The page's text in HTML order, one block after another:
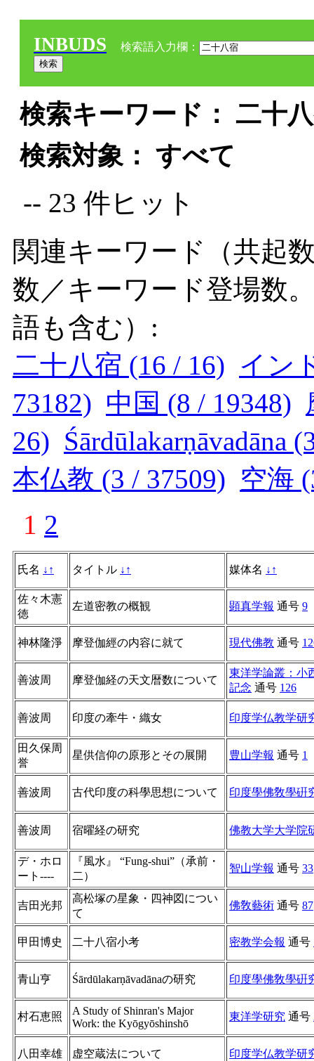
INBUDS 検索語入力欄：
検索キーワード： 二十
検索対象： すべて
-- 23 件ヒット
関連キーワード（共起
数／キーワード登場数
語も含む）:
二十八宿 (16 / 16) イン
73182) 中国 (8 / 19348)
26) Śārdūlakarṇāvadāna
本仏教 (3 / 37509) 空海
1 2
氏名 ↓ ↑ タイトル ↓ ↑ 媒体名 ↓ ↑
佐々木憲
徳
左道密教の概観 顕真学報 通号 9
神林隆淨 摩登伽經の内容に就て 現代佛教 通号
善波周 摩登伽経の天文暦数について
東洋学論叢：小
記念 通号 126
善波周 印度の牽牛・織女 印度学仏教学研
田久保周
誉
星供信仰の原形とその展開 豊山学報 通号 1
善波周 古代印度の科學思想について 印度學佛敎學硏
善波周 宿曜経の研究 佛教大学大学院
デ・ホロ
ート----
『風水』 “Fung-shui”（承前・
二）
智山学報 通号 33
吉田光邦
高松塚の星象・四神図につい
て
佛敎藝術 通号 87
甲田博史 二十八宿小考 密教学会報 通号
青山亨 Śārdūlakarṇāvadānaの研究 印度學佛敎學硏
村石恵照
A Study of Shinran's Major
Work: the Kyōgyōshinshō
東洋学研究 通号
八田幸雄 虚空蔵法について 印度学仏教学研